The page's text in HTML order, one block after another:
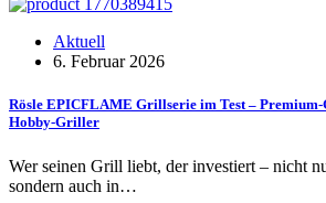
Aktuell
6. Februar 2026
Rösle EPICFLAME Grillserie im Test –
Hobby-Griller
Wer seinen Grill liebt, der investiert – nicht
sondern auch in…